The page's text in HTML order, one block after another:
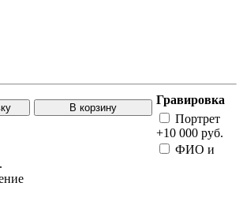
В корзину
Гравировка
Портрет
+10 000 руб.
ФИО и